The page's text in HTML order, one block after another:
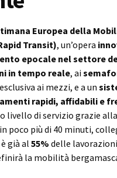
Europea della
Transit), un’opera
epocale nel settore
in tempo reale, ai
ai mezzi, e a un
rapidi, affidabili e
livello di servizio grazie
più di 40 minuti,
già al 55% delle
la mobilità